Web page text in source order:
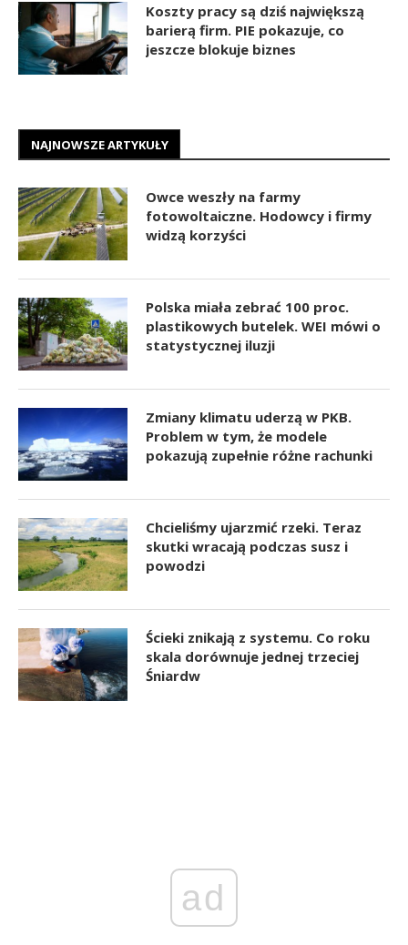
Koszty pracy są dziś największą
barierą firm. PIE pokazuje, co
jeszcze blokuje biznes
NAJNOWSZE ARTYKUŁY
Owce weszły na farmy
fotowoltaiczne. Hodowcy i firmy
widzą korzyści
Polska miała zebrać 100 proc.
plastikowych butelek. WEI mówi o
statystycznej iluzji
Zmiany klimatu uderzą w PKB.
Problem w tym, że modele
pokazują zupełnie różne rachunki
Chcieliśmy ujarzmić rzeki. Teraz
skutki wracają podczas susz i
powodzi
Ścieki znikają z systemu. Co roku
skala dorównuje jednej trzeciej
Śniardw
ad